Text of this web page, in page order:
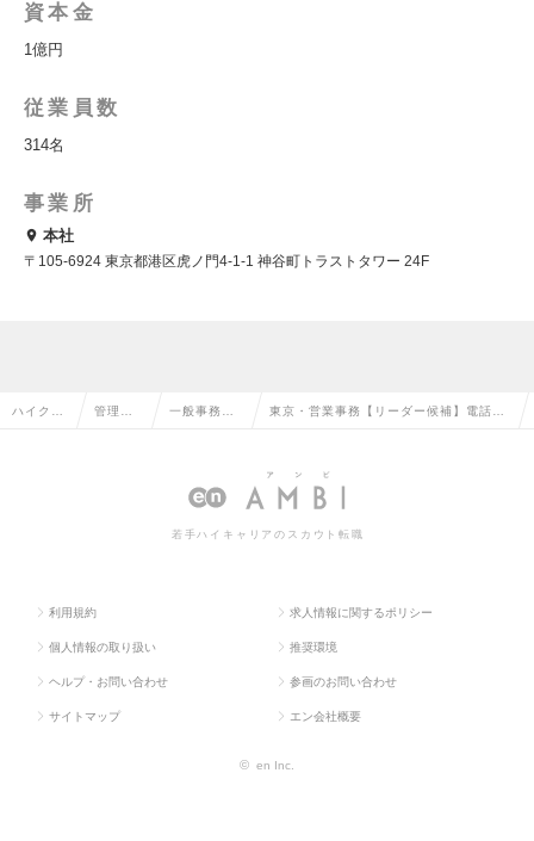
資本金
1億円
従業員数
314名
事業所
本社
〒105-6924 東京都港区虎ノ門4-1-1 神谷町トラストタワー 24F
ハイクラ 管理部 一般事務・
転職
東京・営業事務【リーダー候補】電話な
人情報
若手ハイキャリアのスカウト転職
利用規約 求人情報に関するポリシー
個人情報の取り扱い 推奨環境
ヘルプ・お問い合わせ 参画のお問い合わせ
サイトマップ エン会社概要
© en Inc.